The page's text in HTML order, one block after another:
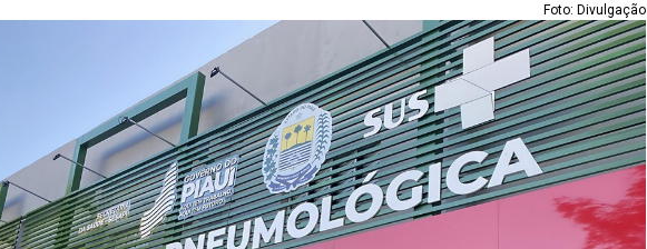
Foto: Divulgação